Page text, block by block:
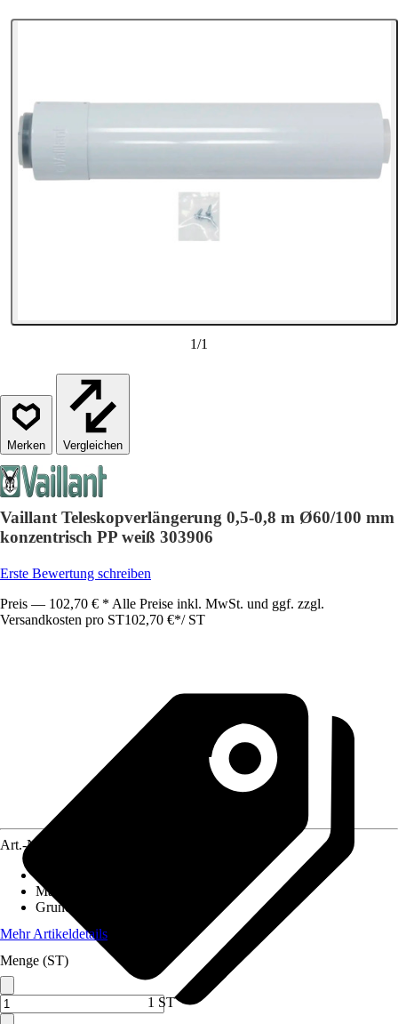
1/1
Vergleichen
Vaillant Teleskopverlängerung 0,5-0,8 m Ø60/100 mm
konzentrisch PP weiß 303906
Erste Bewertung schreiben
Preis — 102,70 € * Alle Preise inkl. MwSt. und ggf. zzgl.
Versandkosten pro ST102,70 €*/ ST
Art.-Nr.
Material
Grundfarbe
Mehr Artikeldetails
Menge (ST)
1 ST